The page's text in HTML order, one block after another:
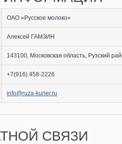
ОАО «Русское молоко»
Алексей ГАМЗИН
143100, Московская область, Рузский
+7(916) 458-2226
info@ruza-kurier.ru
СВЯЗИ